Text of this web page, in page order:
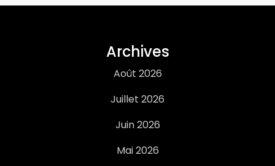
Archives
Août 2026
Juillet 2026
Juin 2026
Mai 2026